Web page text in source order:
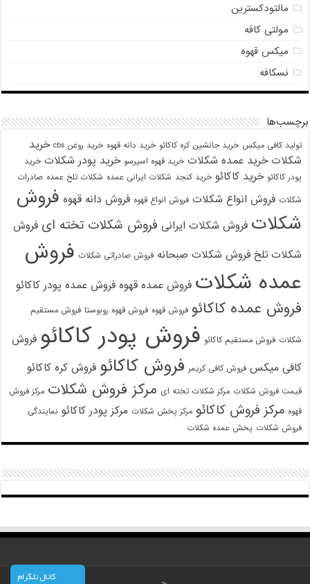
مالتودکسترین
مولتی کافه
میکس قهوه
نسکافه
برچسب‌ها
تولید کافی میکس خرید جانشین کره کاکائو خرید دانه قهوه خرید روغن cbs
خرید
شکلات خرید عمده شکلات خرید قهوه اسپرسو خرید پودر شکلات خرید
پودر کاکائو خرید کاکائو خرید کنجد شکلات ایرانی عمده شکلات تلخ عمده صادرات
شکلات فروش انواع شکلات فروش انواع قهوه فروش دانه قهوه فروش
شکلات فروش شکلات ایرانی فروش شکلات تخته ای فروش
شکلات تلخ فروش شکلات صبحانه فروش صادراتی شکلات فروش
عمده شکلات فروش عمده قهوه فروش عمده پودر کاکائو
فروش عمده کاکائو فروش قهوه فروش قهوه روبوستا فروش مستقیم
شکلات فروش مستقیم کاکائو فروش پودر کاکائو فروش
کافی میکس فروش کافی کریمر فروش کاکائو فروش کره کاکائو
قیمت فروش شکلات مرکز شکلات تخته ای مرکز فروش شکلات مرکز فروش
قهوه مرکز فروش کاکائو مرکز پخش شکلات مرکز پودر کاکائو نمایندگی
فروش شکلات پخش عمده شکلات
کانال تلگرام